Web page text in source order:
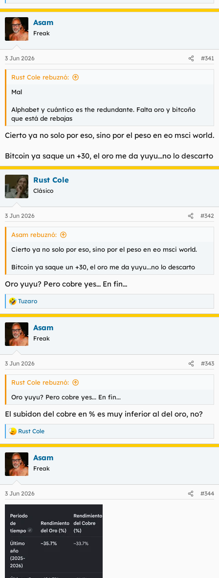
e
a
i
e
s
Asam
Freak
3 Jun 2026 #341
Rust Cole rebuznó:
Mal
Alphabet y cuántico es the redundante. Falta oro y bitcoño
que está de rebajas
Cierto ya no solo por eso, sino por el peso en eo msci world.
Bitcoin ya saque un +30, el oro me da yuyu...no lo descarto
Rust Cole
Clásico
3 Jun 2026 #342
Asam rebuznó:
Cierto ya no solo por eso, sino por el peso en eo msci world.
Bitcoin ya saque un +30, el oro me da yuyu...no lo descarto
Oro yuyu? Pero cobre yes... En fin...
R
e
a
i
e
s
Tuzaro
Asam
Freak
3 Jun 2026 #343
Rust Cole rebuznó:
Oro yuyu? Pero cobre yes... En fin...
El subidon del cobre en % es muy inferior al del oro, no?
R
e
a
i
e
s
Rust Cole
Asam
Freak
3 Jun 2026 #344